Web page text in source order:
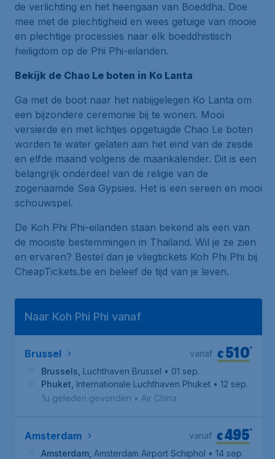
de verlichting en het heengaan van Boeddha. Doe
mee met de plechtigheid en wees getuige van mooie
en plechtige processies naar elk boeddhistisch
heiligdom op de Phi Phi-eilanden.
Bekijk de Chao Le boten in Ko Lanta
Ga met de boot naar het nabijgelegen Ko Lanta om
een bijzondere ceremonie bij te wonen. Mooi
versierde en met lichtjes opgetuigde Chao Le boten
worden te water gelaten aan het eind van de zesde
en elfde maand volgens de maankalender. Dit is een
belangrijk onderdeel van de religie van de
zogenaamde Sea Gypsies. Het is een sereen en mooi
schouwspel.
De Koh Phi Phi-eilanden staan bekend als een van
de mooiste bestemmingen in Thailand. Wil je ze zien
en ervaren? Bestel dan je vliegtickets Koh Phi Phi bij
CheapTickets.be en beleef de tijd van je leven.
Naar Koh Phi Phi vanaf
Brussel €510*
vanaf
Brussels Luchthaven Brussel • 01 sep.
Phuket Internationale Luchthaven Phuket • 12 sep.
1u geleden gevonden • Air China
Amsterdam €495*
vanaf
Amsterdam Amsterdam Airport Schiphol • 14 sep.